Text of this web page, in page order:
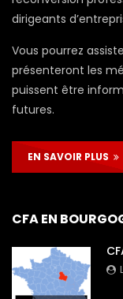
dirigeants
Vous pourrez
présenteront les
puissent être
futures.
EN SAVOIR PLUS
CFA EN